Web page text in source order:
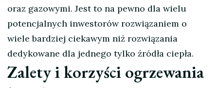
oraz gazowymi. Jest to na pewno dla wielu
potencjalnych inwestorów rozwiązaniem o
wiele bardziej ciekawym niż rozwiązania
dedykowane dla jednego tylko źródła ciepła.
Zalety i korzyści ogrzewania